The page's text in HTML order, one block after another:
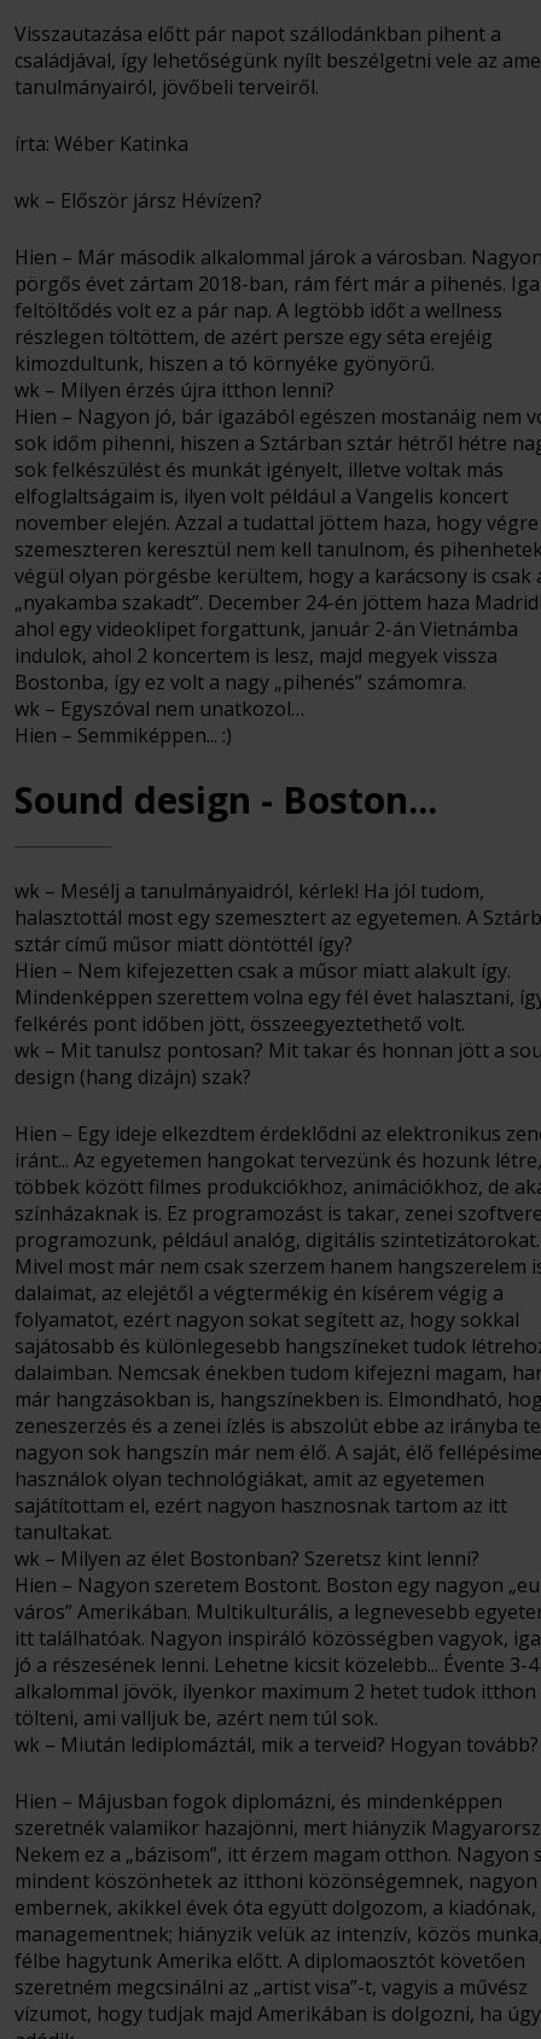
Visszautazása előtt pár napot szállodánkban pihent a
családjával, így lehetőségünk nyílt beszélgetni vele az
tanulmányairól, jövőbeli terveiről.
írta: Wéber Katinka
wk – Először jársz Hévízen?
Hien – Már második alkalommal járok a városban.
pörgős évet zártam 2018-ban, rám fért már a pihenés.
feltöltődés volt ez a pár nap. A legtöbb időt a wellness
részlegen töltöttem, de azért persze egy séta erejéig
kimozdultunk, hiszen a tó környéke gyönyörű.
wk – Milyen érzés újra itthon lenni?
Hien – Nagyon jó, bár igazából egészen mostanáig nem
sok időm pihenni, hiszen a Sztárban sztár hétről hétre
sok felkészülést és munkát igényelt, illetve voltak más
elfoglaltságaim is, ilyen volt például a Vangelis koncert
november elején. Azzal a tudattal jöttem haza, hogy
szemeszteren keresztül nem kell tanulnom, és
végül olyan pörgésbe kerültem, hogy a karácsony is csak
„nyakamba szakadt”. December 24-én jöttem haza
ahol egy videoklipet forgattunk, január 2-án Vietnámba
indulok, ahol 2 koncertem is lesz, majd megyek vissza
Bostonba, így ez volt a nagy „pihenés” számomra.
wk – Egyszóval nem unatkozol…
Hien – Semmiképpen... :)
Sound design - Boston...
wk – Mesélj a tanulmányaidról, kérlek! Ha jól tudom,
halasztottál most egy szemesztert az egyetemen. A
sztár című műsor miatt döntöttél így?
Hien – Nem kifejezetten csak a műsor miatt alakult így.
Mindenképpen szerettem volna egy fél évet halasztani,
felkérés pont időben jött, összeegyeztethető volt.
wk – Mit tanulsz pontosan? Mit takar és honnan jött a
design (hang dizájn) szak?
Hien – Egy ideje elkezdtem érdeklődni az elektronikus
iránt... Az egyetemen hangokat tervezünk és hozunk létre,
többek között filmes produkciókhoz, animációkhoz, de
színházaknak is. Ez programozást is takar, zenei
programozunk, például analóg, digitális szintetizátorokat.
Mivel most már nem csak szerzem hanem hangszerelem
dalaimat, az elejétől a végtermékig én kísérem végig a
folyamatot, ezért nagyon sokat segített az, hogy sokkal
sajátosabb és különlegesebb hangszíneket tudok
dalaimban. Nemcsak énekben tudom kifejezni magam,
már hangzásokban is, hangszínekben is. Elmondható,
zeneszerzés és a zenei ízlés is abszolút ebbe az irányba
nagyon sok hangszín már nem élő. A saját, élő
használok olyan technológiákat, amit az egyetemen
sajátítottam el, ezért nagyon hasznosnak tartom az itt
tanultakat.
wk – Milyen az élet Bostonban? Szeretsz kint lenni?
Hien – Nagyon szeretem Bostont. Boston egy nagyon
város” Amerikában. Multikulturális, a legnevesebb
itt találhatóak. Nagyon inspiráló közösségben vagyok,
jó a részesének lenni. Lehetne kicsit közelebb... Évente 3-4
alkalommal jövök, ilyenkor maximum 2 hetet tudok itthon
tölteni, ami valljuk be, azért nem túl sok.
wk – Miután lediplomáztál, mik a terveid? Hogyan tovább?
Hien – Májusban fogok diplomázni, és mindenképpen
szeretnék valamikor hazajönni, mert hiányzik
Nekem ez a „bázisom”, itt érzem magam otthon. Nagyon
mindent köszönhetek az itthoni közönségemnek,
embernek, akikkel évek óta együtt dolgozom, a kiadónak,
managementnek; hiányzik velük az intenzív, közös
félbe hagytunk Amerika előtt. A diplomaosztót követően
szeretném megcsinálni az „artist visa”-t, vagyis a művész
vízumot, hogy tudjak majd Amerikában is dolgozni, ha úgy